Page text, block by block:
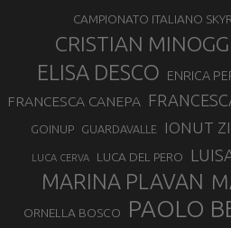
CAMPIONATO ITALIANO
CRISTIAN
ELISA DESCO ENRICA
FRANCESCA CANEPA
GOINUP GUARDAVALLE IONUT
LUCA CERVA LUCA DEL PERO
MARINA PLAVAN
ORNELLA BOSCO PAOLO